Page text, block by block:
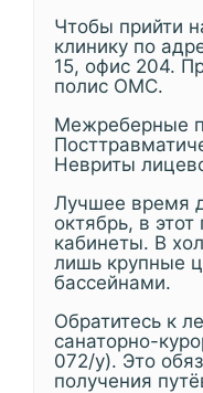
Чтобы прийти
клинику по
15, офис 204.
полис ОМС.
Межреберные
Невриты
Лучшее время
октябрь, в
кабинеты. В
лишь крупные
бассейнами.
Обратитесь к
санаторно-
072/у). Это
получения